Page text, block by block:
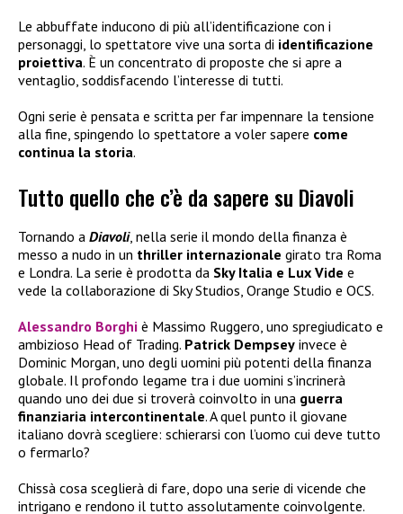
Le abbuffate inducono di più all’identificazione con i
personaggi, lo spettatore vive una sorta di identificazione
proiettiva. È un concentrato di proposte che si apre a
ventaglio, soddisfacendo l’interesse di tutti.
Ogni serie è pensata e scritta per far impennare la tensione
alla fine, spingendo lo spettatore a voler sapere come
continua la storia.
Tutto quello che c’è da sapere su Diavoli
Tornando a Diavoli, nella serie il mondo della finanza è
messo a nudo in un thriller internazionale girato tra Roma
e Londra. La serie è prodotta da Sky Italia e Lux Vide e
vede la collaborazione di Sky Studios, Orange Studio e OCS.
Alessandro Borghi è Massimo Ruggero, uno spregiudicato e
ambizioso Head of Trading. Patrick Dempsey invece è
Dominic Morgan, uno degli uomini più potenti della finanza
globale. Il profondo legame tra i due uomini s’incrinerà
quando uno dei due si troverà coinvolto in una guerra
finanziaria intercontinentale. A quel punto il giovane
italiano dovrà scegliere: schierarsi con l’uomo cui deve tutto
o fermarlo?
Chissà cosa sceglierà di fare, dopo una serie di vicende che
intrigano e rendono il tutto assolutamente coinvolgente.